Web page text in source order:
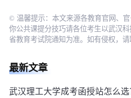
© 温馨提示：本文来源各教育官网、
你公共课提分技巧请各位考生以武汉
省教育考试院通知为准。如有侵权，请
最新文章
武汉理工大学成考函授站怎么选